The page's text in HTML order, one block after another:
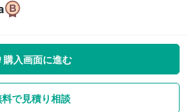
購入画面に進む
で見積り相談